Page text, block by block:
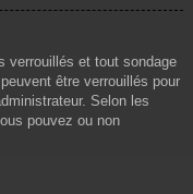
verrouillés et tout sondage
être verrouillés pour
Selon les
pouvez ou non